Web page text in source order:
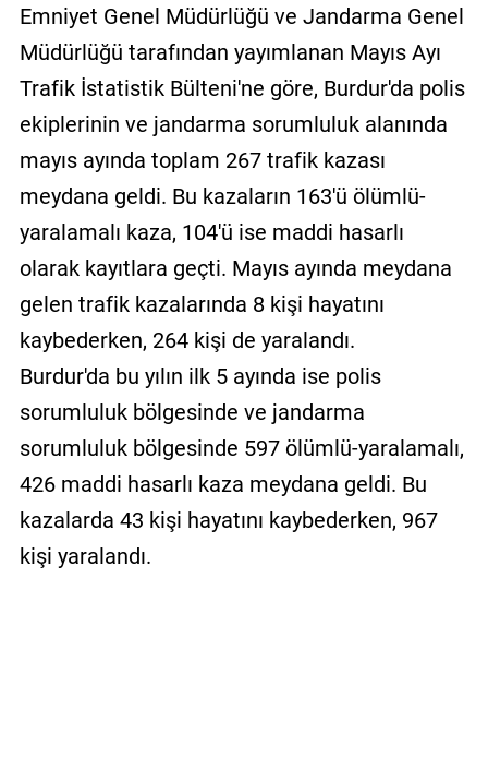
Emniyet Genel Müdürlüğü ve Jandarma Genel
Müdürlüğü tarafından yayımlanan Mayıs Ayı
Trafik İstatistik Bülteni'ne göre, Burdur'da polis
ekiplerinin ve jandarma sorumluluk alanında
mayıs ayında toplam 267 trafik kazası
meydana geldi. Bu kazaların 163'ü ölümlü-
yaralamalı kaza, 104'ü ise maddi hasarlı
olarak kayıtlara geçti. Mayıs ayında meydana
gelen trafik kazalarında 8 kişi hayatını
kaybederken, 264 kişi de yaralandı.
Burdur'da bu yılın ilk 5 ayında ise polis
sorumluluk bölgesinde ve jandarma
sorumluluk bölgesinde 597 ölümlü-yaralamalı,
426 maddi hasarlı kaza meydana geldi. Bu
kazalarda 43 kişi hayatını kaybederken, 967
kişi yaralandı.